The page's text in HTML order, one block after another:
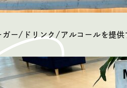
ー/ドリンク/アルコールを提供